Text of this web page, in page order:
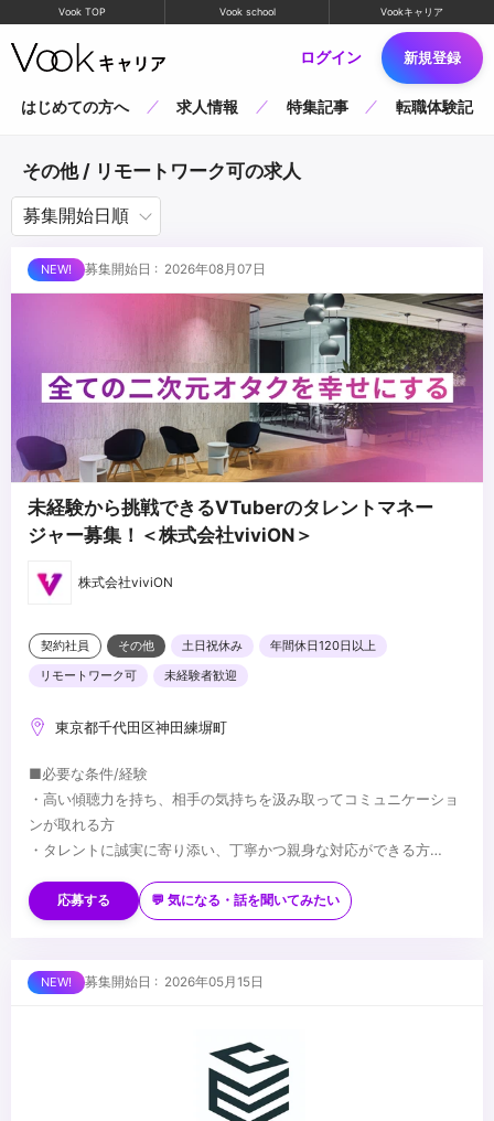
Vook TOP Vook school Vookキャリア
ログイン 新規登録
はじめての方へ 求人情報 特集記事 転職体験記
その他 / リモートワーク可の求人
募集開始日 : 2026年08月07日
未経験から挑戦できるVTuberのタレントマネー
ジャー募集！＜株式会社viviON＞
株式会社viviON
契約社員 その他 土日祝休み
年間休日120日以上
リモートワーク可
未経験者歓迎
東京都千代田区神田練塀町
■必要な条件/経験
・高い傾聴力を持ち、相手の気持ちを汲み取ってコミュニケーショ
ンが取れる方
・タレントに誠実に寄り添い、丁寧かつ親身な対応ができる方
意
・基本的なPCスキルおよびビジネスマナー
└タレントマネージャーないしはviviON、エンタメ業界へ挑戦し
・業界を問わず、メンバーのマネジメントや育成に携わった経験
・販売、接客、営業など、対人折衝や顧客対応の経験
力が求められる業務経験
...
応募する 💬 気になる・話を聞いてみたい
募集開始日 : 2026年05月15日